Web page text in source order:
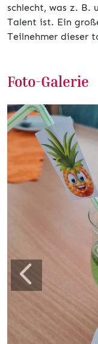
schlecht, was z. B.
Talent ist. Ein
Teilnehmer dieser
Foto-Galerie
Zurück